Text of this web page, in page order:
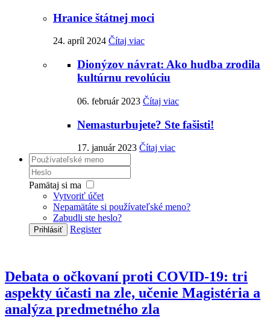
Hranice štátnej moci
24. apríl 2024 Čítaj viac
Dionýzov návrat: Ako hudba zrodila
kultúrnu revolúciu
06. február 2023 Čítaj viac
Nemasturbujete? Ste fašisti!
17. január 2023 Čítaj viac
Pamätaj si ma
Vytvoriť účet
Nepamätáte si používateľské meno?
Zabudli ste heslo?
Prihlásiť Register
Debata o očkovaní proti COVID-19: tri
aspekty účasti na zle, učenie Magistéria a
analýza predmetného zla